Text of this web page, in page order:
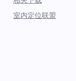
室内定位联盟